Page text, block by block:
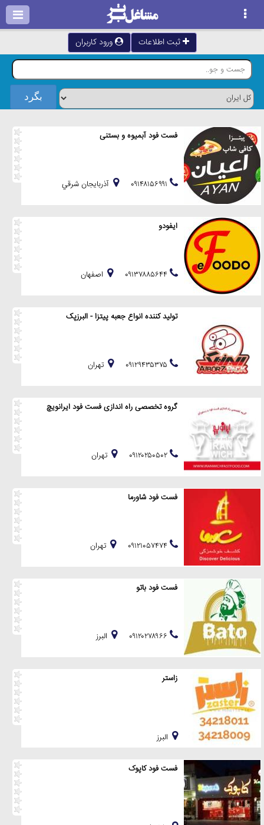
ثبت اطلاعات ورود کاربران
فست فود آبمیوه و بستنی
آذربايجان شرقي
ایفودو
اصفهان
تولید کننده انواع جعبه پیتزا - البرزپک
تهران
گروه تخصصی راه اندازی فست فود ایرانویچ
تهران
فست فود شاورما
تهران
فست فود باتو
البرز
زاستر
البرز
فست فود کاپوک